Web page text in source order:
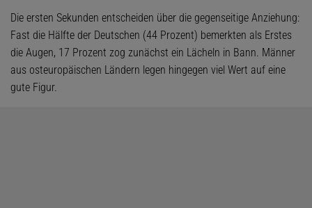
Die ersten Sekunden entscheiden über die gegenseitige Anziehung:
Fast die Hälfte der Deutschen (44 Prozent) bemerkten als Erstes
die Augen, 17 Prozent zog zunächst ein Lächeln in Bann. Männer
aus osteuropäischen Ländern legen hingegen viel Wert auf eine
gute Figur.